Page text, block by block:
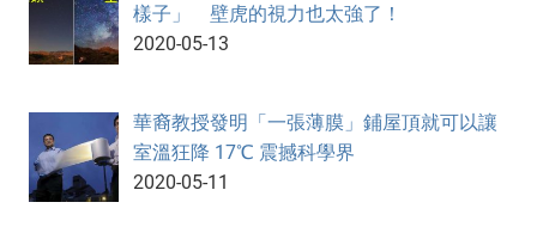
樣子」 壁虎的視力也太強了！
2020-05-13
華裔教授發明「一張薄膜」鋪屋頂就可以讓
室溫狂降 17℃ 震撼科學界
2020-05-11